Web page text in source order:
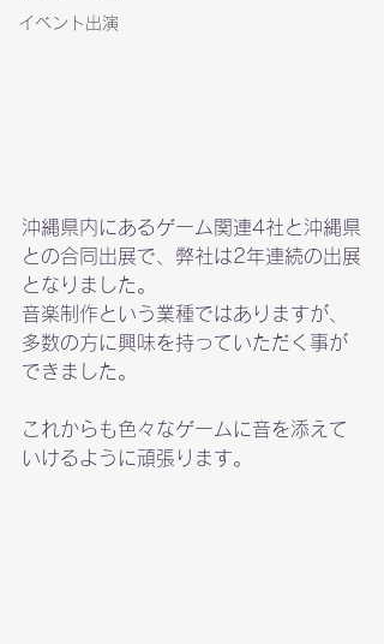
イベント出演
沖縄県内にあるゲーム関連4社と沖縄県
との合同出展で、弊社は2年連続の出展
となりました。
音楽制作という業種ではありますが、
多数の方に興味を持っていただく事が
できました。
これからも色々なゲームに音を添えて
いけるように頑張ります。